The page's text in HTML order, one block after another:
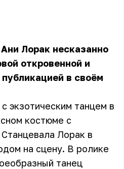
Лорак несказанно
откровенной и
в своём
экзотическим танцем в
костюме с
Лорак в
на сцену. В ролике
танец